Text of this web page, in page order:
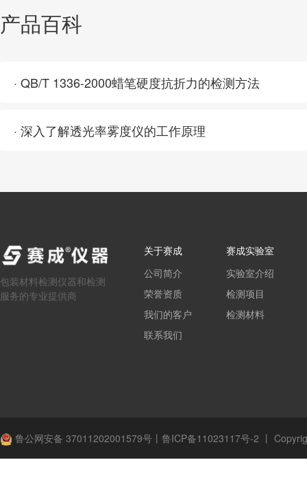
产品百科
· QB/T 1336-2000蜡笔硬度抗折力的检测方法
· 深入了解透光率雾度仪的工作原理
包装材料检测仪器和检测
服务的专业提供商
关于赛成
公司简介
荣誉资质
我们的客户
联系我们
赛成实验室
实验室介绍
检测项目
检测材料
鲁公网安备 37011202001579号 丨 鲁ICP备11023117号-2 丨